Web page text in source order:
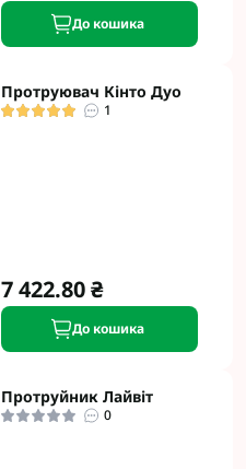
До кошика
Протруювач Кінто Дуо
1
7 422.80 ₴
До кошика
Протруйник Лайвіт
0